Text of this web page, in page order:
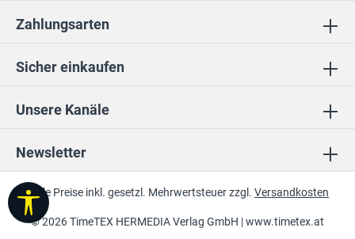
Unsere Kanäle
Sicher einkaufen
Newsletter
Zahlungsarten
© 2026 TimeTEX HERMEDIA Verlag GmbH |www.timetex.at
* Alle Preise inkl. gesetzl. Mehrwertsteuer zzgl. Versandkosten
Werkzeugleiste anzeigen